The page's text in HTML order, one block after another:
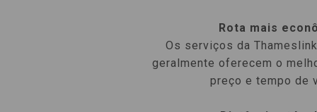
Rota mais
Os serviços da
geralmente oferecem o
preço e tempo de